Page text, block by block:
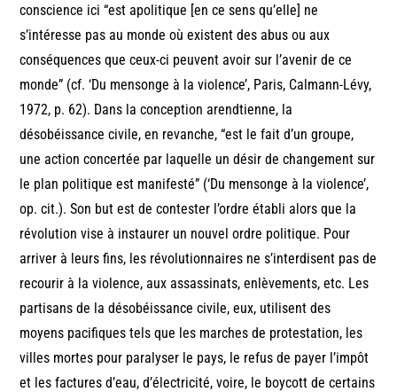
conscience ici “est apolitique [en ce sens qu’elle] ne
s’intéresse pas au monde où existent des abus ou aux
conséquences que ceux-ci peuvent avoir sur l’avenir de ce
monde” (cf. ‘Du mensonge à la violence’, Paris, Calmann-Lévy,
1972, p. 62). Dans la conception arendtienne, la
désobéissance civile, en revanche, “est le fait d’un groupe,
une action concertée par laquelle un désir de changement sur
le plan politique est manifesté” (‘Du mensonge à la violence’,
op. cit.). Son but est de contester l’ordre établi alors que la
révolution vise à instaurer un nouvel ordre politique. Pour
arriver à leurs fins, les révolutionnaires ne s’interdisent pas de
recourir à la violence, aux assassinats, enlèvements, etc. Les
partisans de la désobéissance civile, eux, utilisent des
moyens pacifiques tels que les marches de protestation, les
villes mortes pour paralyser le pays, le refus de payer l’impôt
et les factures d’eau, d’électricité, voire, le boycott de certains